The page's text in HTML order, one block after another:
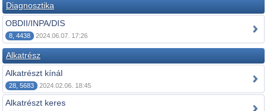
Diagnosztika
OBDII/INPA/DIS
8, 4438 2024.06.07. 17:26
Alkatrész
Alkatrészt kínál
28, 5683 2024.02.06. 18:45
Alkatrészt keres